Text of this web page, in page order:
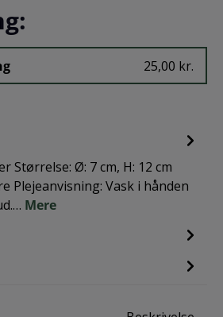
25,00 kr.
Størrelse: Ø: 7 cm, H: 12 cm
Plejeanvisning: Vask i hånden
Mere